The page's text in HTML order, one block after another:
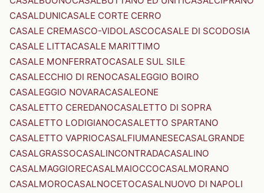
CASALDUNICASALE CORTE CERRO
CASALE CREMASCO-VIDOLASCOCASALE DI SCODOSIA
CASALE LITTACASALE MARITTIMO
CASALE MONFERRATOCASALE SUL SILE
CASALECCHIO DI RENOCASALEGGIO BOIRO
CASALEGGIO NOVARACASALEONE
CASALETTO CEREDANOCASALETTO DI SOPRA
CASALETTO LODIGIANOCASALETTO SPARTANO
CASALETTO VAPRIOCASALFIUMANESECASALGRANDE
CASALGRASSOCASALINCONTRADACASALINO
CASALMAGGIORECASALMAIOCCOCASALMORANO
CASALMOROCASALNOCETOCASALNUOVO DI NAPOLI